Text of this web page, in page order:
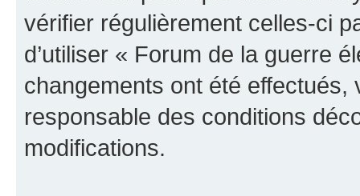
vérifier régulièrement celles-ci
d’utiliser « Forum de la guerre
changements ont été effectués,
responsable des conditions
modifications.